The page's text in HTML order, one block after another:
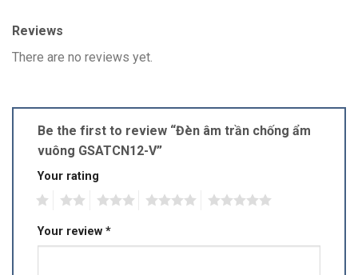
Reviews
There are no reviews yet.
Be the first to review “Đèn âm trần chống ẩm
vuông GSATCN12-V”
Your rating
Your review *